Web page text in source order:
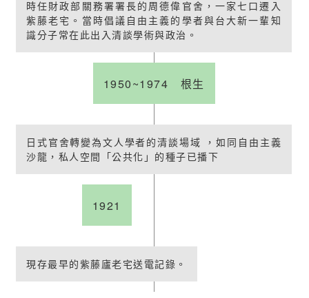
時任財政部關務署署長的周德偉官舍，一家七口遷入
紫藤老宅。當時倡議自由主義的學者與台大新一輩知
識分子常在此出入清談學術與政治。
1950~1974 根生
日式官舍轉變為文人學者的清談場域 ，如同自由主義
沙龍，私人空間「公共化」的種子已播下
1921
現存最早的紫藤廬老宅送電記錄。